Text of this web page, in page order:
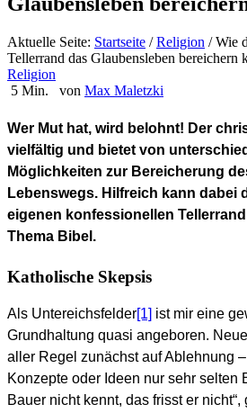
Aktuelle Seite: Startseite / Religion /Wie
Tellerrand das Glaubensleben bereichern
Religion
5 Min.
von Max Maletzki
Wer Mut hat, wird belohnt! Der
vielfältig und bietet von
Möglichkeiten zur Bereicherung
Lebenswegs. Hilfreich kann dabei
eigenen konfessionellen
Thema Bibel.
Katholische Skepsis
Als Untereichsfelder[1] ist mir eine
Grundhaltung quasi angeboren.
aller Regel zunächst auf Ablehnung
Konzepte oder Ideen nur sehr selten
Bauer nicht kennt, das frisst er nicht“,